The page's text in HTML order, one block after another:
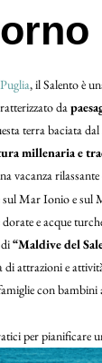
Puglia, il Salento è
da
terra baciata
millenaria e
vacanza rilassante
sul Mar Ionio e
e acque
“Maldive del
di attrazioni e
con bambini
per pianificare